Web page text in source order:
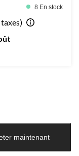
8 En stock
maintenant